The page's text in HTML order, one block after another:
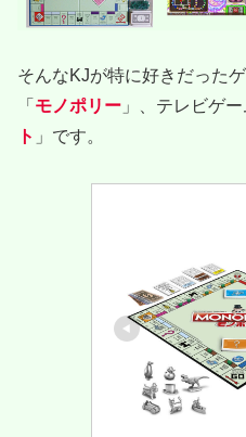
そんなKJが特に好きだった
「 モノポリー 」、テレビゲー
ト 」です。